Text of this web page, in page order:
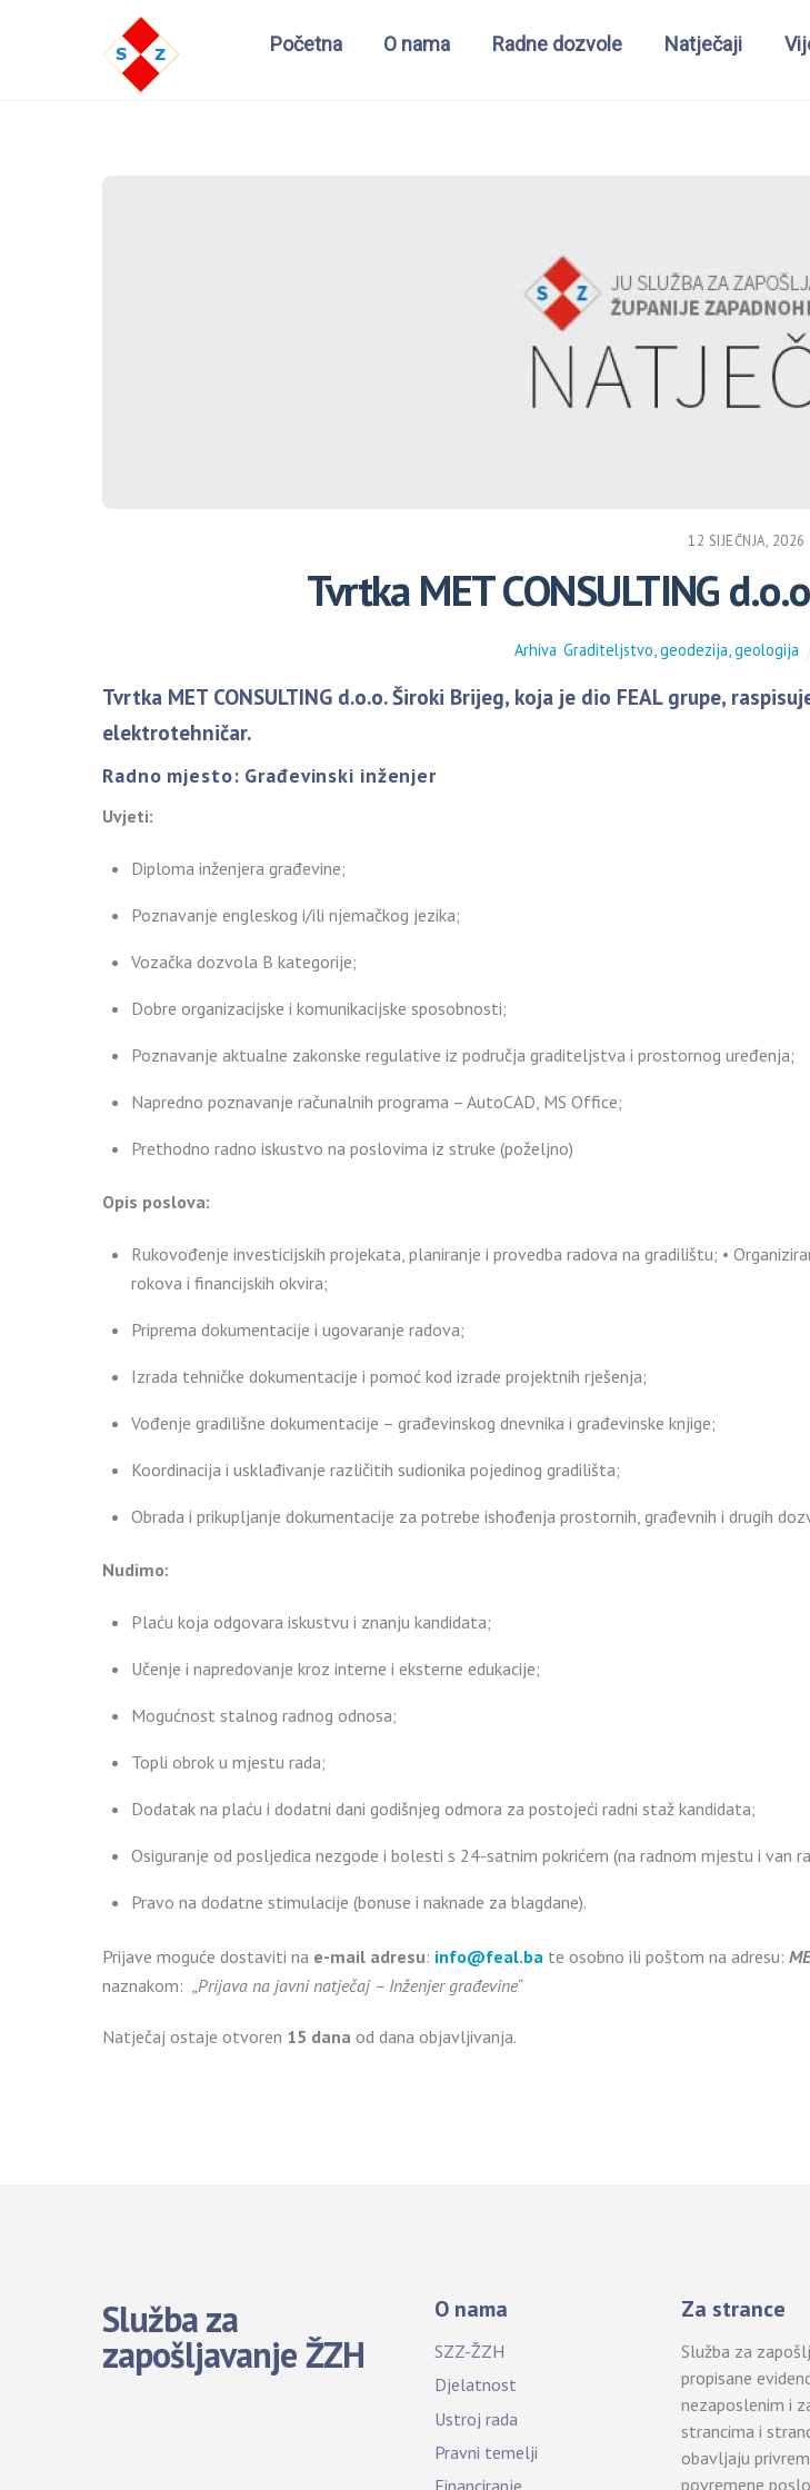
Početna O nama Radne dozvole Natječaji
12 SIJEČNJA, 2026
Tvrtka MET CONSULTING
Arhiva Graditeljstvo, geodezija, geologija
Tvrtka MET CONSULTING d.o.o. Široki Brijeg, koja je dio FEAL grupe,
elektrotehničar.
Radno mjesto: Građevinski inženjer
Uvjeti:
Diploma inženjera građevine;
Poznavanje engleskog i/ili njemačkog jezika;
Vozačka dozvola B kategorije;
Dobre organizacijske i komunikacijske sposobnosti;
Poznavanje aktualne zakonske regulative iz područja graditeljstva i prostornog uređenja;
Napredno poznavanje računalnih programa – AutoCAD, MS Office;
Prethodno radno iskustvo na poslovima iz struke (poželjno)
Opis poslova:
Rukovođenje investicijskih projekata, planiranje i provedba radova na gradilištu; •
rokova i financijskih okvira;
Priprema dokumentacije i ugovaranje radova;
Izrada tehničke dokumentacije i pomoć kod izrade projektnih rješenja;
Vođenje gradilišne dokumentacije – građevinskog dnevnika i građevinske knjige;
Koordinacija i usklađivanje različitih sudionika pojedinog gradilišta;
Obrada i prikupljanje dokumentacije za potrebe ishođenja prostornih, građevnih i drugih
Nudimo:
Plaću koja odgovara iskustvu i znanju kandidata;
Učenje i napredovanje kroz interne i eksterne edukacije;
Mogućnost stalnog radnog odnosa;
Topli obrok u mjestu rada;
Dodatak na plaću i dodatni dani godišnjeg odmora za postojeći radni staž kandidata;
Osiguranje od posljedica nezgode i bolesti s 24-satnim pokrićem (na radnom mjestu i van
Pravo na dodatne stimulacije (bonuse i naknade za blagdane).
Prijave moguće dostaviti na e-mail adresu: info@feal.ba te osobno ili poštom na adresu:
naznakom: „Prijava na javni natječaj – Inženjer građevine“
Natječaj ostaje otvoren 15 dana od dana objavljivanja.
Služba za
zapošljavanje ŽZH
O nama
SZZ-ŽZH
Djelatnost
Ustroj rada
Pravni temelji
Za strance
Služba za
propisane
nezaposlenim i
strancima i
obavljaju
povremene